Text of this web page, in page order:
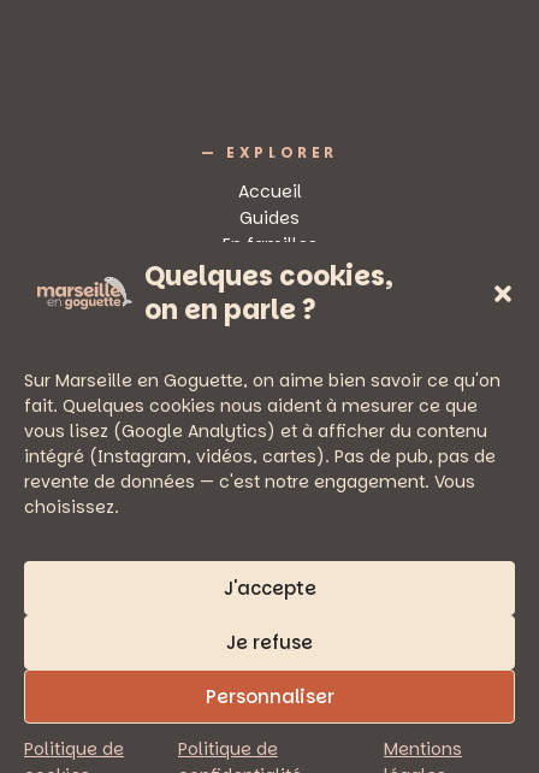
Quelques cookies,
on en parle ?
Sur Marseille en Goguette, on aime bien savoir ce qu'on
fait. Quelques cookies nous aident à mesurer ce que
vous lisez (Google Analytics) et à afficher du contenu
intégré (Instagram, vidéos, cartes). Pas de pub, pas de
revente de données — c'est notre engagement. Vous
choisissez.
J'accepte
Je refuse
Personnaliser
Politique de
Politique de
Mentions
— EXPLORER
Accueil
Guides
En familles
Sorties
— PRATIQUE
Newsletter
© 2026 Marseille en Goguette